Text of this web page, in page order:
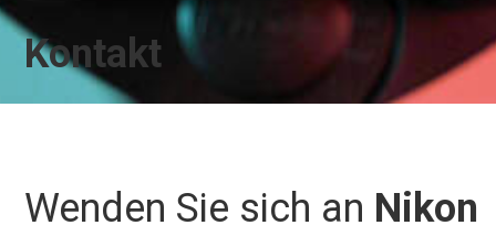
Kontakt
Wenden Sie sich an Nikon